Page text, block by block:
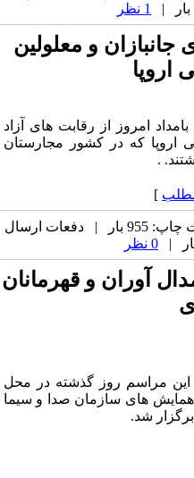
1 نظر
جانبازان و معلولین
اروپا
امروز از رقابت های آزاد
اروپا که در کشور مجارستان
.
مطلب ]
دفعات مشاهده: 3082 بار | دفعات چاپ: 955 بار | دفعات ارسال
0 نظر
آوران و قهرمانان
این مراسم روز گذشته در محل
همایش های سازمان صدا و سیما
برگزار شد.